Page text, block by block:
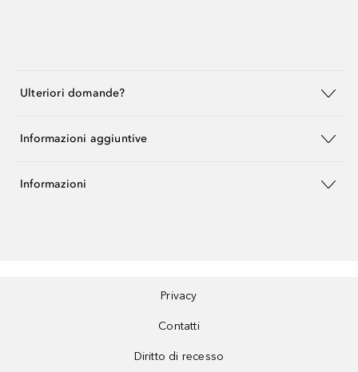
Ulteriori domande?
Informazioni aggiuntive
Informazioni
Privacy
Contatti
Diritto di recesso